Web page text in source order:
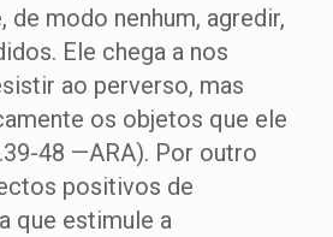
de modo nenhum, agredir,
Ele chega a nos
ao perverso, mas
os objetos que ele
48 —ARA). Por outro
positivos de
que estimule a